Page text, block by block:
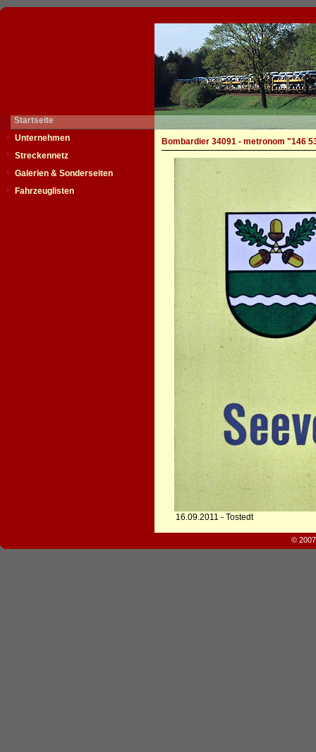
Startseite
Unternehmen
Streckennetz
Galerien & Sonderseiten
Fahrzeuglisten
Bombardier 34091 - metronom "146
16.09.2011 - Tostedt
©